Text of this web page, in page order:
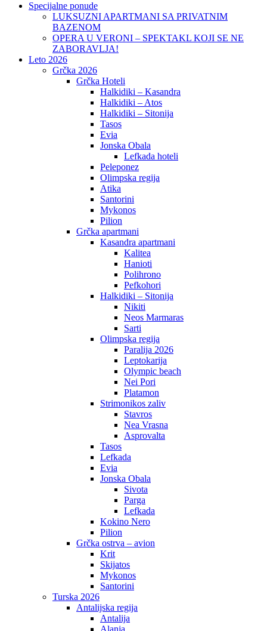
Specijalne ponude
LUKSUZNI APARTMANI SA PRIVATNIM
BAZENOM
OPERA U VERONI – SPEKTAKL KOJI SE NE
ZABORAVLJA!
Leto 2026
Grčka 2026
Grčka Hoteli
Halkidiki – Kasandra
Halkidiki – Atos
Halkidiki – Sitonija
Tasos
Evia
Jonska Obala
Lefkada hoteli
Peleponez
Olimpska regija
Atika
Santorini
Mykonos
Pilion
Grčka apartmani
Kasandra apartmani
Kalitea
Hanioti
Polihrono
Pefkohori
Halkidiki – Sitonija
Nikiti
Neos Marmaras
Sarti
Olimpska regija
Paralija 2026
Leptokarija
Olympic beach
Nei Pori
Platamon
Strimonikos zaliv
Stavros
Nea Vrasna
Asprovalta
Tasos
Lefkada
Evia
Jonska Obala
Sivota
Parga
Lefkada
Kokino Nero
Pilion
Grčka ostrva – avion
Krit
Skijatos
Mykonos
Santorini
Turska 2026
Antalijska regija
Antalija